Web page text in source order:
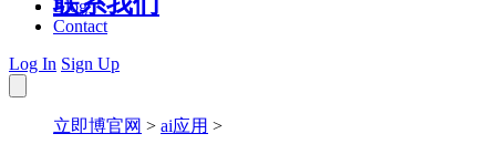
Blog
Contact
Log In Sign Up
立即博官网 > ai应用 >